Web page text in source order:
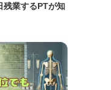
残業するPTが知